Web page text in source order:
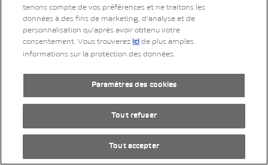
LinkedIn
Xing TwitterYouTubeInstagram
tenons compte de vos préférences et ne traitons les
données à des fins de marketing, d’analyse et de
personnalisation qu’après avoir obtenu votre
consentement. Vous trouverez ici de plus amples
informations sur la protection des données.
Paramètres des cookies
Tout refuser
Tout accepter